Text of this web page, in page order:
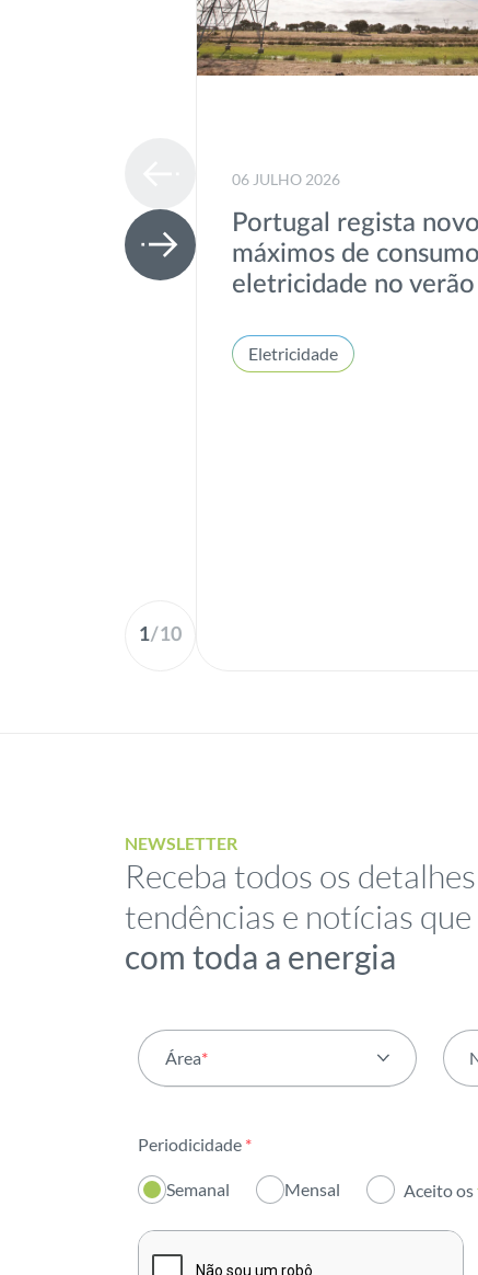
1/10
06 JULHO 2026
Portugal regista
máximos de
eletricidade no verão
Eletricidade
NEWSLETTER
Receba todos os
tendências e notícias que
com toda a energia
Área*
Institucional
Sustentabilidade
Periodicidade *
Semanal Mensal Aceito os